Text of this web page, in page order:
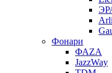
Фонари
ФАZА
JazzWay